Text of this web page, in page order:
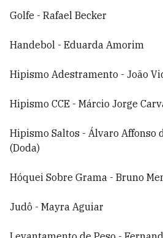
Golfe - Rafael Becker
Handebol - Eduarda Amorim
Hipismo Adestramento - João
Hipismo CCE - Márcio Jorge
Hipismo Saltos - Álvaro Affonso
(Doda)
Hóquei Sobre Grama - Bruno
Judô - Mayra Aguiar